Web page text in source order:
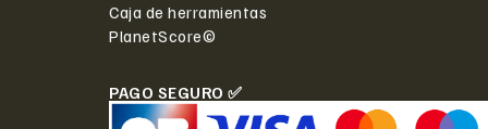
Caja de herramientas
PlanetScore©
PAGO SEGURO ✅